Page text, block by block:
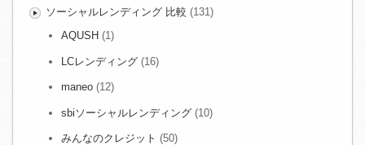
ソーシャルレンディング 比較 (131)
AQUSH (1)
LCレンディング (16)
maneo (12)
sbiソーシャルレンディング (10)
みんなのクレジット (50)